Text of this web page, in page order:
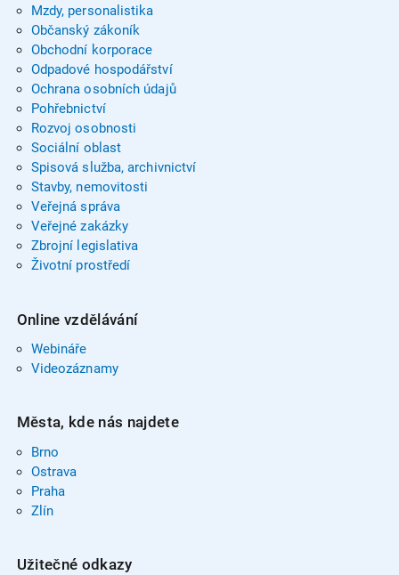
Mzdy, personalistika
Občanský zákoník
Obchodní korporace
Odpadové hospodářství
Ochrana osobních údajů
Pohřebnictví
Rozvoj osobnosti
Sociální oblast
Spisová služba, archivnictví
Stavby, nemovitosti
Veřejná správa
Veřejné zakázky
Zbrojní legislativa
Životní prostředí
Online vzdělávání
Webináře
Videozáznamy
Města, kde nás najdete
Brno
Ostrava
Praha
Zlín
Užitečné odkazy